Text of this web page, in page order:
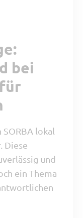
bei
lokal
Diese
und
ein Thema